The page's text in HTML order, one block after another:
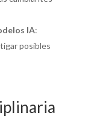
IA:
posibles